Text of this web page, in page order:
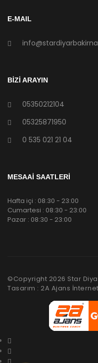
E-MAIL
BİZİ ARAYIN
05350212104
05325871950
0 535 021 21 04
MESAAİ SAATLERİ
Hafta içi : 08:30 - 23:00
Cumartesi : 08:30 - 23:00
Pazar : 08:30 - 23:00
©Copyright 2026 Star
Tasarım : 2A Ajans